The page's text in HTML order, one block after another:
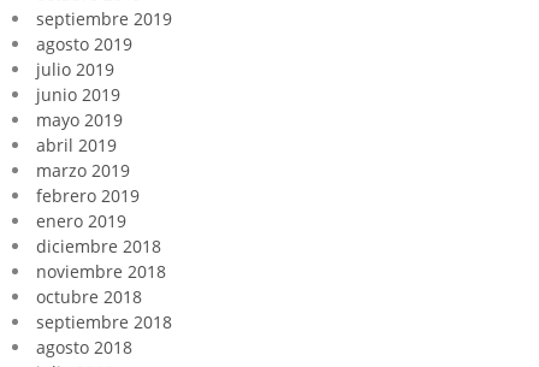
septiembre 2019
agosto 2019
julio 2019
junio 2019
mayo 2019
abril 2019
marzo 2019
febrero 2019
enero 2019
diciembre 2018
noviembre 2018
octubre 2018
septiembre 2018
agosto 2018